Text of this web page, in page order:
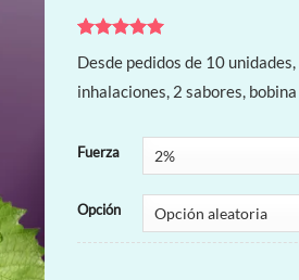
con5de 5
en base a
valoraciones
Desde pedidos de 10
inhalaciones, 2 sabores,
Fuerza
Opción